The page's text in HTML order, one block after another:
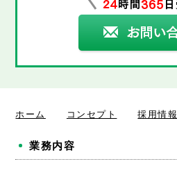
ホーム コンセプト 採用情報
業務内容